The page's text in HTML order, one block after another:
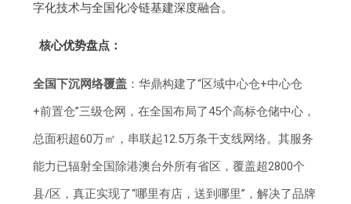
字化技术与全国化冷链基建深度融合。
核心优势盘点：
全国下沉网络覆盖 ：华鼎构建了“区域中心仓+中心仓
+前置仓”三级仓网，在全国布局了45个高标仓储中心，
总面积超60万㎡，串联起12.5万条干支线网络。其服务
能力已辐射全国除港澳台外所有省区，覆盖超2800个
县/区，真正实现了“哪里有店，送到哪里”，解决了品牌